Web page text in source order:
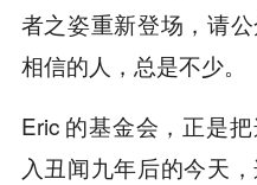
者之姿重新登场，请
相信的人，总是不少。
Eric 的基金会，正是
入丑闻九年后的今天